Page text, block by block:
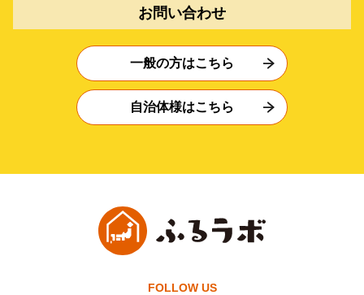
お問い合わせ
一般の方はこちら
自治体様はこちら
FOLLOW US